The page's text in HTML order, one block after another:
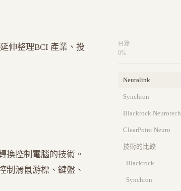
伸整理BCI 產業、投
換控制電腦的技術。
制滑鼠游標、鍵盤、
目錄
0%
Neuralink
Synchron
Blackrock Neurotech
ClearPoint Neuro
技術的比較
Blackrock
Synchron